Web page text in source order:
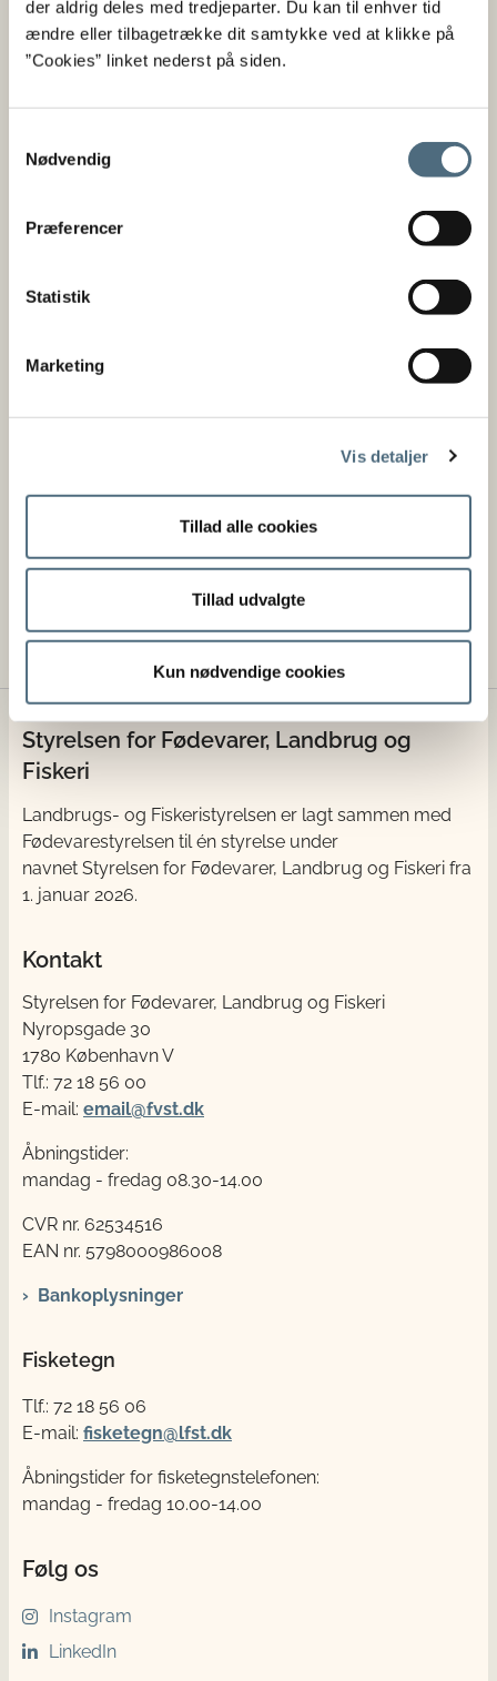
der aldrig deles med tredjeparter. Du kan til enhver tid
ændre eller tilbagetrække dit samtykke ved at klikke på
”Cookies” linket nederst på siden.
Nødvendig
Præferencer
Statistik
Marketing
Vis detaljer
Tillad alle cookies
Tillad udvalgte
Kun nødvendige cookies
Landingsforpligtelsen - fiskeri
Kattegat
2023
I denne brochure kan du læse om undtagelser fra
EU-farvande i Nordsøen, Skagerrak og Kattegat.
Leder du efter lovstof?
Styrelsen for Fødevarer, Landbrug og
Fiskeri
Landbrugs- og Fiskeristyrelsen er lagt sammen med
Fødevarestyrelsen til én styrelse under
navnet Styrelsen for Fødevarer, Landbrug og Fiskeri fra
1. januar 2026.
Kontakt
Styrelsen for Fødevarer, Landbrug og Fiskeri
Nyropsgade 30
1780 København V
Tlf.: 72 18 56 00
E-mail: email@fvst.dk
Åbningstider:
mandag - fredag 08.30-14.00
CVR nr. 62534516
EAN nr. 5798000986008
Bankoplysninger
Fisketegn
Tlf.: 72 18 56 06
E-mail: fisketegn@lfst.dk
Åbningstider for fisketegnstelefonen:
mandag - fredag 10.00-14.00
Følg os
Instagram
LinkedIn